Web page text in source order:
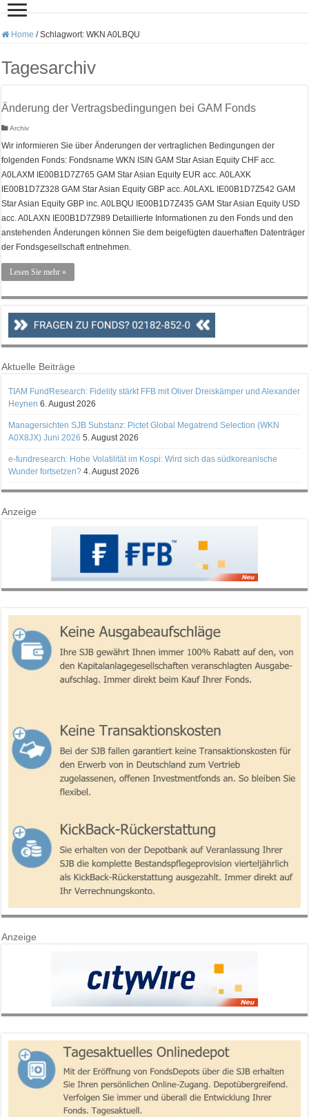
Home / Schlagwort:WKN A0LBQU
Tagesarchiv
Änderung der Vertragsbedingungen bei GAM Fonds
Archiv
Wir informieren Sie über Änderungen der vertraglichen Bedingungen der
folgenden Fonds: Fondsname WKN ISIN GAM Star Asian Equity CHF acc.
A0LAXM IE00B1D7Z765 GAM Star Asian Equity EUR acc. A0LAXK
IE00B1D7Z328 GAM Star Asian Equity GBP acc. A0LAXL IE00B1D7Z542 GAM
Star Asian Equity GBP inc. A0LBQU IE00B1D7Z435 GAM Star Asian Equity USD
acc. A0LAXN IE00B1D7Z989 Detaillierte Informationen zu den Fonds und den
anstehenden Änderungen können Sie dem beigefügten dauerhaften Datenträger
der Fondsgesellschaft entnehmen.
Lesen Sie mehr »
Aktuelle Beiträge
TIAM FundResearch: Fidelity stärkt FFB mit Oliver Dreiskämper und Alexander
Heynen 6. August 2026
Managersichten SJB Substanz: Pictet Global Megatrend Selection (WKN
A0X8JX) Juni 2026 5. August 2026
e-fundresearch: Hohe Volatilität im Kospi: Wird sich das südkoreanische
Wunder fortsetzen? 4. August 2026
Anzeige
Anzeige